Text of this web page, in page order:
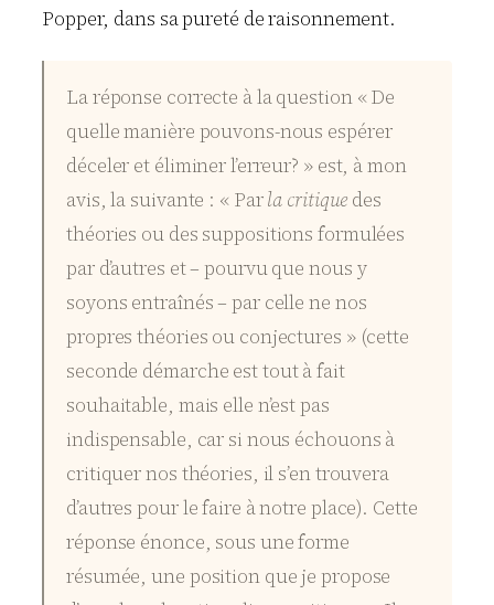
Popper, dans sa pureté de raisonnement.
La réponse correcte à la question « De
quelle manière pouvons-nous espérer
déceler et éliminer l’erreur? » est, à mon
avis, la suivante : « Parla critique des
théories ou des suppositions formulées
par d’autres et – pourvu que nous y
soyons entraînés – par celle ne nos
propres théories ou conjectures » (cette
seconde démarche est tout à fait
souhaitable, mais elle n’est pas
indispensable, car si nous échouons à
critiquer nos théories, il s’en trouvera
d’autres pour le faire à notre place). Cette
réponse énonce, sous une forme
résumée, une position que je propose